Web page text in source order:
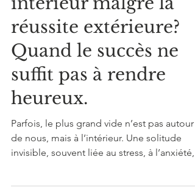
Stress, anxiété, vide
intérieur malgré la
réussite extérieure?
Quand le succès ne
suffit pas à rendre
heureux.
Parfois, le plus grand vide n’est pas autour
invisible, souvent liée au stress, à l’anxiété,